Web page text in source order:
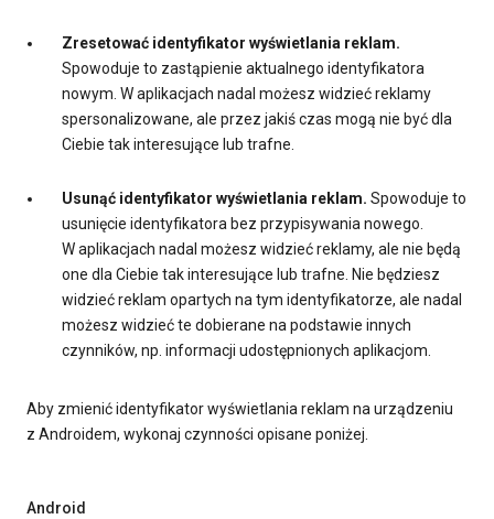
Zresetować identyfikator wyświetlania reklam.
Spowoduje to zastąpienie aktualnego identyfikatora
nowym. W aplikacjach nadal możesz widzieć reklamy
spersonalizowane, ale przez jakiś czas mogą nie być dla
Ciebie tak interesujące lub trafne.
Usunąć identyfikator wyświetlania reklam. Spowoduje to
usunięcie identyfikatora bez przypisywania nowego.
W aplikacjach nadal możesz widzieć reklamy, ale nie będą
one dla Ciebie tak interesujące lub trafne. Nie będziesz
widzieć reklam opartych na tym identyfikatorze, ale nadal
możesz widzieć te dobierane na podstawie innych
czynników, np. informacji udostępnionych aplikacjom.
Aby zmienić identyfikator wyświetlania reklam na urządzeniu
z Androidem, wykonaj czynności opisane poniżej.
Android